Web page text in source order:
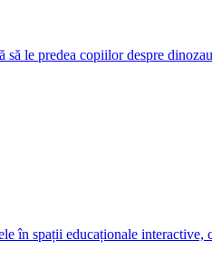
să le predea copiilor despre
în spații educaționale